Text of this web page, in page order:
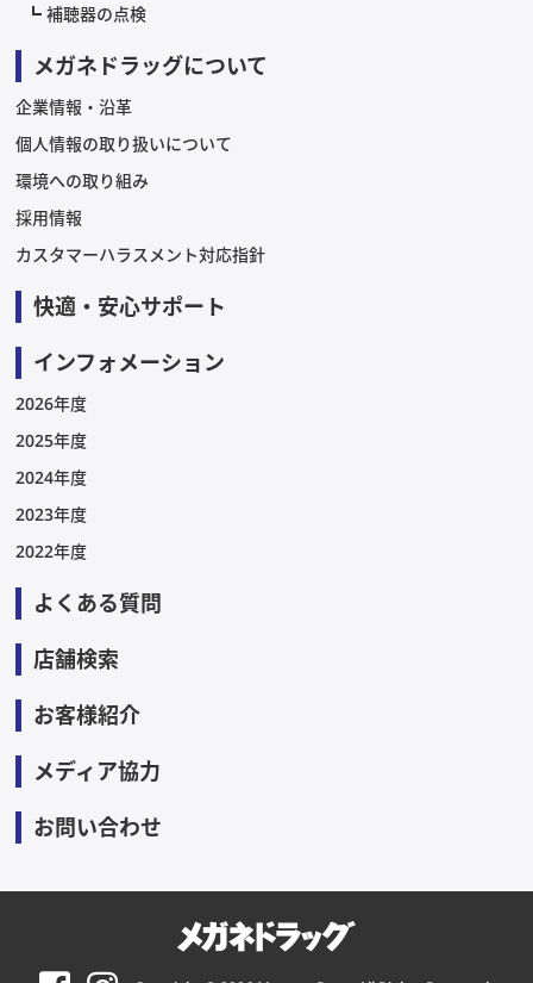
補聴器の点検
メガネドラッグについて
企業情報・沿革
個人情報の取り扱いについて
環境への取り組み
採用情報
カスタマーハラスメント対応指針
快適・安心サポート
インフォメーション
2026年度
2025年度
2024年度
2023年度
2022年度
よくある質問
店舗検索
お客様紹介
メディア協力
お問い合わせ